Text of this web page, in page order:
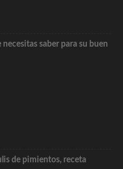
saber para su buen
de pimientos, receta